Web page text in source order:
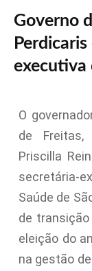
Governo
executiva
O
de
Priscilla
secretária-
Saúde de
de
eleição do
na gestão